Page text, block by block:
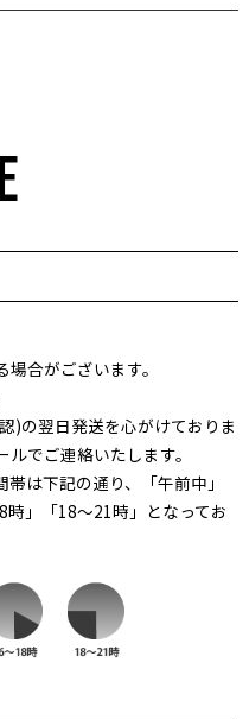
合がございます。
)の翌日発送を心がけておりま
でご連絡いたします。
は下記の通り、「午前中」
時」「18～21時」となってお